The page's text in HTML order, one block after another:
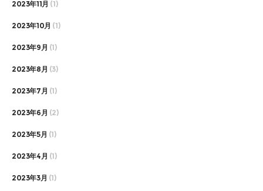
2023年11月 (1)
2023年10月 (1)
2023年9月 (1)
2023年8月 (3)
2023年7月 (1)
2023年6月 (2)
2023年5月 (1)
2023年4月 (1)
2023年3月 (1)